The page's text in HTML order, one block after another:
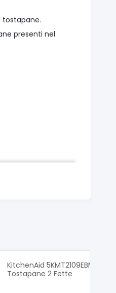
tostapane.
presenti nel
KitchenAid 5KMT2109EBM
Tostapane 2 Fette